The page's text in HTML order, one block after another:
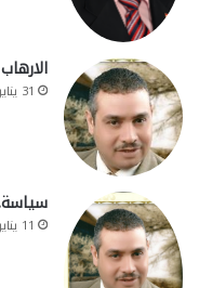
31 يناير، 2015
11 يناير، 2014